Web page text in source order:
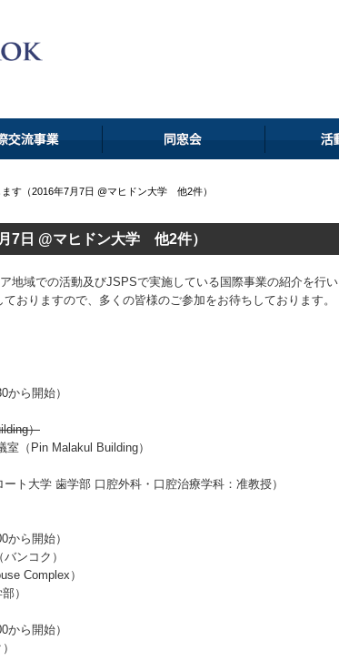
す（2016年7月7日 @マヒドン大学 他2件）
7日 @マヒドン大学 他2件）
地域での活動及びJSPSで実施している国際事業の紹介を行い
おりますので、多くの皆様のご参加をお待ちしております。
ら開始）
）
Pin Malakul Building）
ト大学 歯学部 口腔外科・口腔治療学科：准教授）
ら開始）
ンコク）
Complex）
）
ら開始）